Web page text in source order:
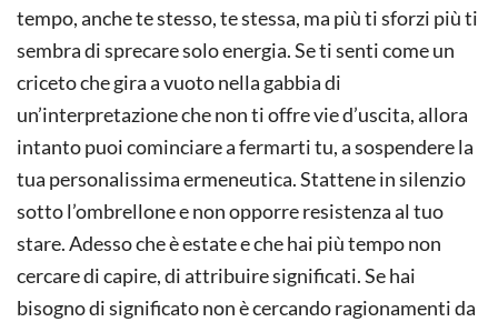
tempo, anche te stesso, te stessa, ma più ti sforzi più ti
sembra di sprecare solo energia. Se ti senti come un
criceto che gira a vuoto nella gabbia di
un’interpretazione che non ti offre vie d’uscita, allora
intanto puoi cominciare a fermarti tu, a sospendere la
tua personalissima ermeneutica. Stattene in silenzio
sotto l’ombrellone e non opporre resistenza al tuo
stare. Adesso che è estate e che hai più tempo non
cercare di capire, di attribuire significati. Se hai
bisogno di significato non è cercando ragionamenti da